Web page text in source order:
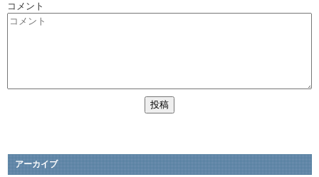
コメント
アーカイブ